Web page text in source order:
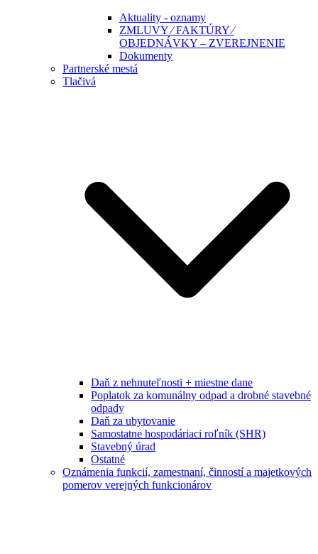
Aktuality - oznamy
ZMLUVY ⁄ FAKTÚRY ⁄
OBJEDNÁVKY – ZVEREJNENIE
Dokumenty
Partnerské mestá
Tlačivá
Daň z nehnuteľnosti + miestne dane
Poplatok za komunálny odpad a drobné stavebné
odpady
Daň za ubytovanie
Samostatne hospodáriaci roľník (SHR)
Stavebný úrad
Ostatné
Oznámenia funkcií, zamestnaní, činností a majetkových
pomerov verejných funkcionárov